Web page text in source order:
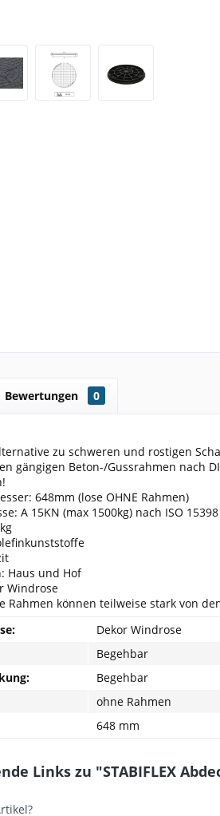
Bewertungen 0
zu schweren und rostigen
gängigen Beton-/Gussrahmen nach
648mm (lose OHNE Rahmen)
A 15KN (max 1500kg) nach ISO
Haus und Hof
Windrose
Rahmen können teilweise stark von
Dekor Windrose
Begehbar
Begehbar
ohne Rahmen
648 mm
Links zu "STABIFLEX